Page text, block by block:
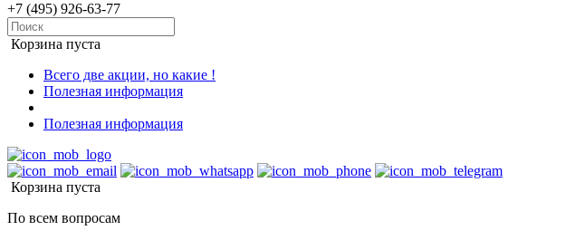
+7 (495) 926-63-77
Корзина пуста
Всего две акции, но какие !
Полезная информация
Полезная информация
Корзина пуста
По всем вопросам